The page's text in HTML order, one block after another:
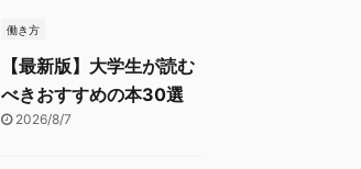
働き方
【最新版】大学生が読む
べきおすすめの本30選
2026/8/7